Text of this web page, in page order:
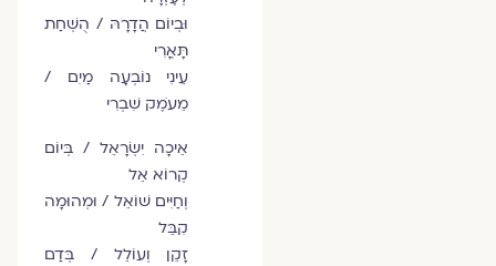
וּבְיוֹם הֲדָרָהּ / הֻשְׁחַת
תָּאֳרִי
עֵינִי נוֹבְעָה מַיִם /
מֵעֹמֶק שִׁבְרִי
אֵיכָה יִשְׂרָאֵל / בְּיוֹם
קְרוֹא אֵל
וְחַיִּים שׁוֹאֵל / וּמְהוּמָה
קִבֵּל
זָקֵן וְעוֹלֵל / בְּדַם